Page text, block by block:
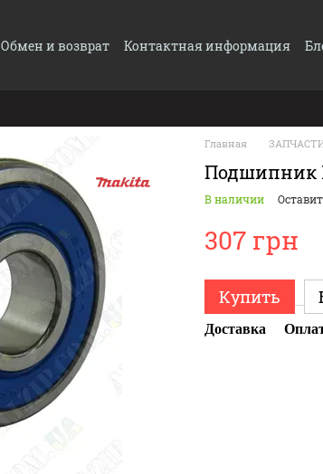
Обмен и возврат Контактная информация
Главная
Подшипник
В наличии
307 грн
Купить
Доставка